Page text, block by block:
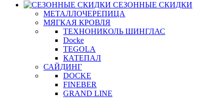
СЕЗОННЫЕ СКИДКИ
МЕТАЛЛОЧЕРЕПИЦА
МЯГКАЯ КРОВЛЯ
ТЕХНОНИКОЛЬ ШИНГЛАС
Docke
TEGOLA
КАТЕПАЛ
САЙДИНГ
DOCKE
FINEBER
GRAND LINE